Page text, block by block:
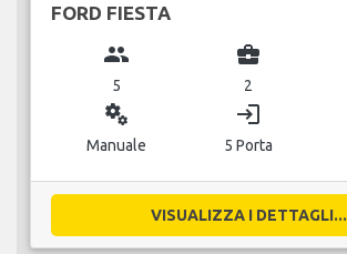
FORD FIESTA
group
5
business_center
2
miscellaneous_services
Manuale
login
5 Porta
VISUALIZZA I DETTAGLI...